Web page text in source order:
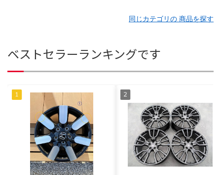
同じカテゴリの 商品を探す
ベストセラーランキングです